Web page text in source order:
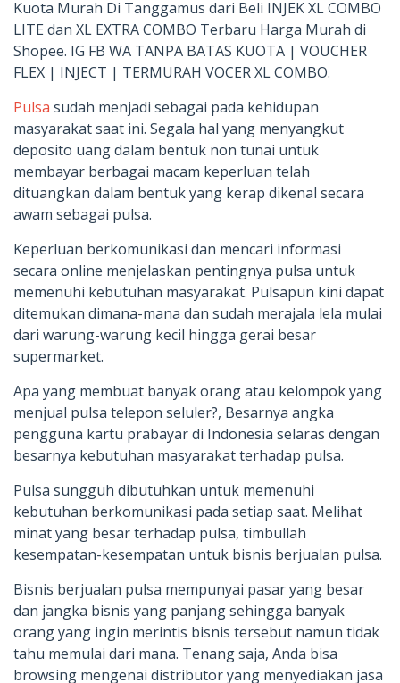
Kuota Murah Di Tanggamus dari Beli INJEK XL COMBO
LITE dan XL EXTRA COMBO Terbaru Harga Murah di
Shopee. IG FB WA TANPA BATAS KUOTA | VOUCHER
FLEX | INJECT | TERMURAH VOCER XL COMBO.
Pulsa sudah menjadi sebagai pada kehidupan
masyarakat saat ini. Segala hal yang menyangkut
deposito uang dalam bentuk non tunai untuk
membayar berbagai macam keperluan telah
dituangkan dalam bentuk yang kerap dikenal secara
awam sebagai pulsa.
Keperluan berkomunikasi dan mencari informasi
secara online menjelaskan pentingnya pulsa untuk
memenuhi kebutuhan masyarakat. Pulsapun kini dapat
ditemukan dimana-mana dan sudah merajala lela mulai
dari warung-warung kecil hingga gerai besar
supermarket.
Apa yang membuat banyak orang atau kelompok yang
menjual pulsa telepon seluler?, Besarnya angka
pengguna kartu prabayar di Indonesia selaras dengan
besarnya kebutuhan masyarakat terhadap pulsa.
Pulsa sungguh dibutuhkan untuk memenuhi
kebutuhan berkomunikasi pada setiap saat. Melihat
minat yang besar terhadap pulsa, timbullah
kesempatan-kesempatan untuk bisnis berjualan pulsa.
Bisnis berjualan pulsa mempunyai pasar yang besar
dan jangka bisnis yang panjang sehingga banyak
orang yang ingin merintis bisnis tersebut namun tidak
tahu memulai dari mana. Tenang saja, Anda bisa
browsing mengenai distributor yang menyediakan jasa